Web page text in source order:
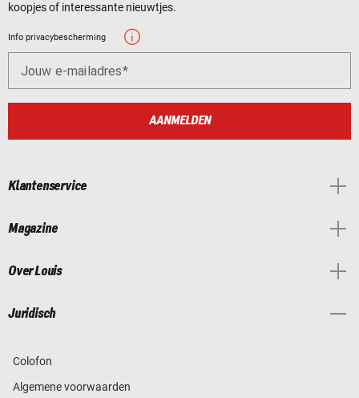
koopjes of interessante nieuwtjes.
Info privacybescherming
Jouw e-mailadres
AANMELDEN
Klantenservice
Magazine
Over Louis
Juridisch
Colofon
Algemene voorwaarden